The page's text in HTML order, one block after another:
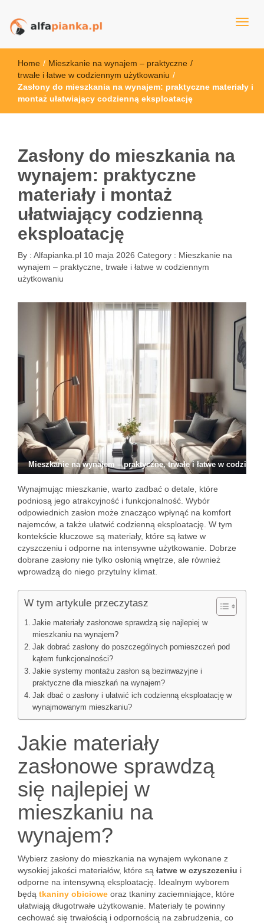
alfapianka.pl
Home / Mieszkanie na wynajem – praktyczne /
trwałe i łatwe w codziennym użytkowaniu /
Zasłony do mieszkania na wynajem: praktyczne materiały i
montaż ułatwiający codzienną eksploatację
Zasłony do mieszkania na
wynajem: praktyczne
materiały i montaż
ułatwiający codzienną
eksploatację
By : Alfapianka.pl 10 maja 2026 Category : Mieszkanie na
wynajem – praktyczne, trwałe i łatwe w codziennym
użytkowaniu
Mieszkanie na wynajem – praktyczne, trwałe i łatwe w
Wynajmując mieszkanie, warto zadbać o detale, które
podniosą jego atrakcyjność i funkcjonalność. Wybór
odpowiednich zasłon może znacząco wpłynąć na komfort
najemców, a także ułatwić codzienną eksploatację. W tym
kontekście kluczowe są materiały, które są łatwe w
czyszczeniu i odporne na intensywne użytkowanie. Dobrze
dobrane zasłony nie tylko osłonią wnętrze, ale również
wprowadzą do niego przytulny klimat.
W tym artykule przeczytasz
Jakie materiały zasłonowe sprawdzą się najlepiej w
mieszkaniu na wynajem?
Jak dobrać zasłony do poszczególnych pomieszczeń pod
kątem funkcjonalności?
Jakie systemy montażu zasłon są bezinwazyjne i
praktyczne dla mieszkań na wynajem?
Jak dbać o zasłony i ułatwić ich codzienną eksploatację w
wynajmowanym mieszkaniu?
Jakie materiały
zasłonowe sprawdzą
się najlepiej w
mieszkaniu na
wynajem?
Wybierz zasłony do mieszkania na wynajem wykonane z
wysokiej jakości materiałów, które są łatwe w czyszczeniu i
odporne na intensywną eksploatację. Idealnym wyborem
będą tkaniny obiciowe oraz tkaniny zaciemniające, które
ułatwiają długotrwałe użytkowanie. Materiały te powinny
cechować się trwałością i odpornością na zabrudzenia, co